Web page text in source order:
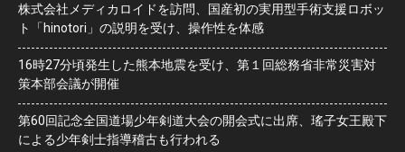
株式会社メディカロイドを訪問、国産初の実用型手術支援ロボッ
ト「hinotori」の説明を受け、操作性を体感
16時27分頃発生した熊本地震を受け、第１回総務省非常災害対
策本部会議が開催
第60回記念全国道場少年剣道大会の開会式に出席、瑤子女王殿下
による少年剣士指導稽古も行われる